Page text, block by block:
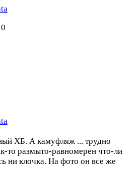
ХБ. А камуфляж ... трудно
то размыто-равномерен что-ли
ни клочка. На фото он все же